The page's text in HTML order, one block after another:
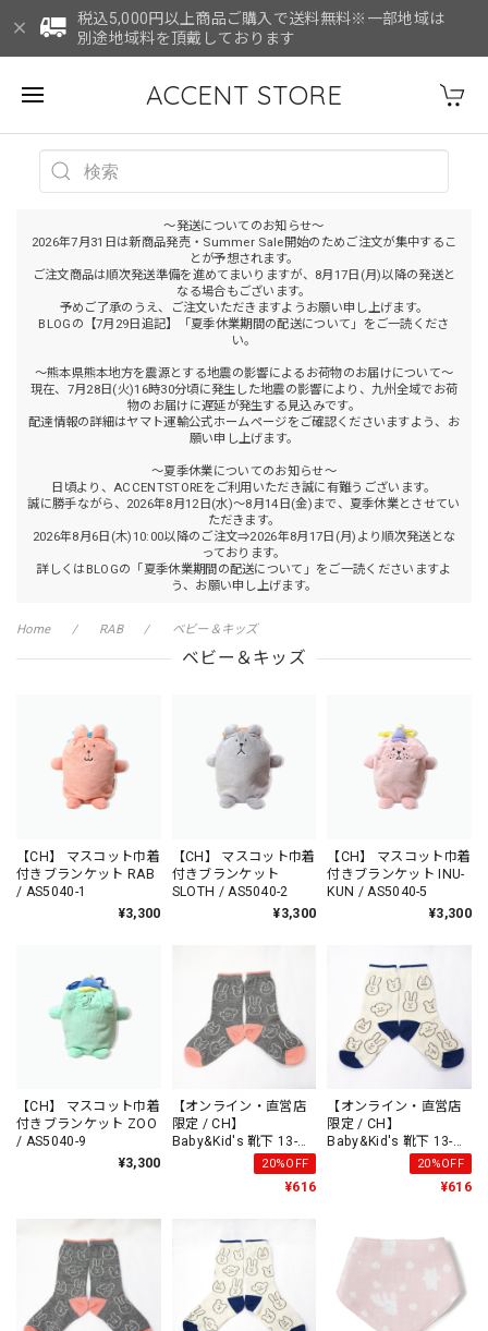
税込5,000円以上商品ご購入で送料無料※一部地域は
別途地域料を頂戴しております
ACCENT STORE
～発送についてのお知らせ～
2026年7月31日は新商品発売・Summer Sale開始のためご注文が集中するこ
とが予想されます。
ご注文商品は順次発送準備を進めてまいりますが、8月17日(月)以降の発送と
なる場合もございます。
予めご了承のうえ、ご注文いただきますようお願い申し上げます。
BLOGの【7月29日追記】「夏季休業期間の配送について」をご一読くださ
い。
～熊本県熊本地方を震源とする地震の影響によるお荷物のお届けについて～
現在、7月28日(火)16時30分頃に発生した地震の影響により、九州全域でお荷
物のお届けに遅延が発生する見込みです。
配達情報の詳細はヤマト運輸公式ホームページをご確認くださいますよう、お
願い申し上げます。
～夏季休業についてのお知らせ～
日頃より、ACCENTSTOREをご利用いただき誠に有難うございます。
誠に勝手ながら、2026年8月12日(水)～8月14日(金)まで、夏季休業とさせてい
ただきます。
2026年8月6日(木)10:00以降のご注文⇒2026年8月17日(月)より順次発送とな
っております。
詳しくはBLOGの「夏季休業期間の配送について」をご一読くださいますよ
う、お願い申し上げます。
Home RAB ベビー＆キッズ
ベビー＆キッズ
【CH】 マスコット巾着
付きブランケット RAB
/ AS5040-1
¥3,300
【CH】 マスコット巾着
付きブランケット
SLOTH / AS5040-2
¥3,300
【CH】 マスコット巾着
付きブランケット INU-
KUN / AS5040-5
¥3,300
【CH】 マスコット巾着
付きブランケット ZOO
/ AS5040-9
¥3,300
【オンライン・直営店
限定 / CH】
Baby&Kid's 靴下 13-
15cm PINK /AS9854-1
20%OFF
¥616
【オンライン・直営店
限定 / CH】
Baby&Kid's 靴下 13-
15cm BLUE /AS9854-2
20%OFF
¥616